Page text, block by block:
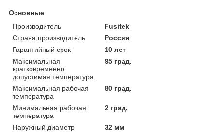
Основные
Производитель
Fusitek
Страна производитель
Россия
Гарантийный срок
10 лет
Максимальная
кратковременно
допустимая температура
95 град.
Максимальная рабочая
температура
80 град.
Минимальная рабочая
температура
2 град.
Наружный диаметр
32 мм